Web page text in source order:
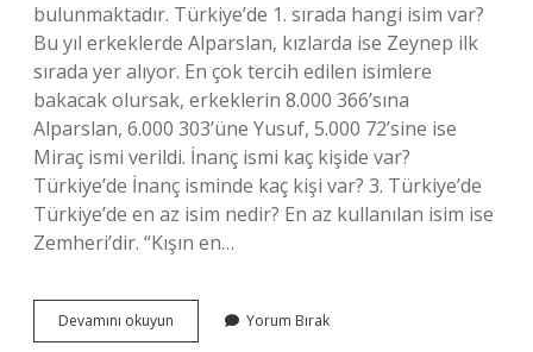
bulunmaktadır. Türkiye’de 1. sırada hangi isim var?
Bu yıl erkeklerde Alparslan, kızlarda ise Zeynep ilk
sırada yer alıyor. En çok tercih edilen isimlere
bakacak olursak, erkeklerin 8.000 366’sına
Alparslan, 6.000 303’üne Yusuf, 5.000 72’sine ise
Miraç ismi verildi. İnanç ismi kaç kişide var?
Türkiye’de İnanç isminde kaç kişi var? 3. Türkiye’de
Türkiye’de en az isim nedir? En az kullanılan isim ise
Zemheri’dir. “Kışın en…
Devamını okuyun
Kaç
Yorum Bırak